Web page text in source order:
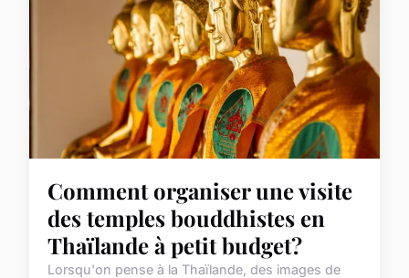
Comment organiser une visite
des temples bouddhistes en
Thaïlande à petit budget?
Lorsqu'on pense à la Thaïlande, des images de